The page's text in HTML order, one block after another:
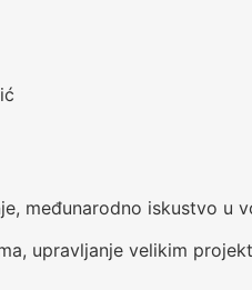
međunarodno iskustvo u
upravljanje velikim